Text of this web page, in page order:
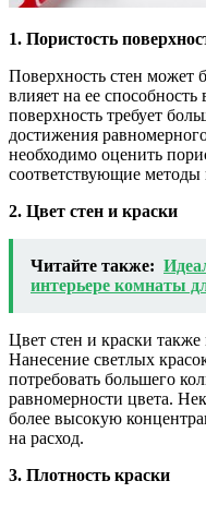
1. Пористость
Поверхность стен может
влияет на ее
поверхность требует
достижения
необходимо оценить
соответствующие методы
2. Цвет стен и краски
Читайте также:
интерьере комнаты
Цвет стен и краски также
Нанесение светлых
потребовать большего
равномерности цвета.
более высокую
на расход.
3. Плотность краски